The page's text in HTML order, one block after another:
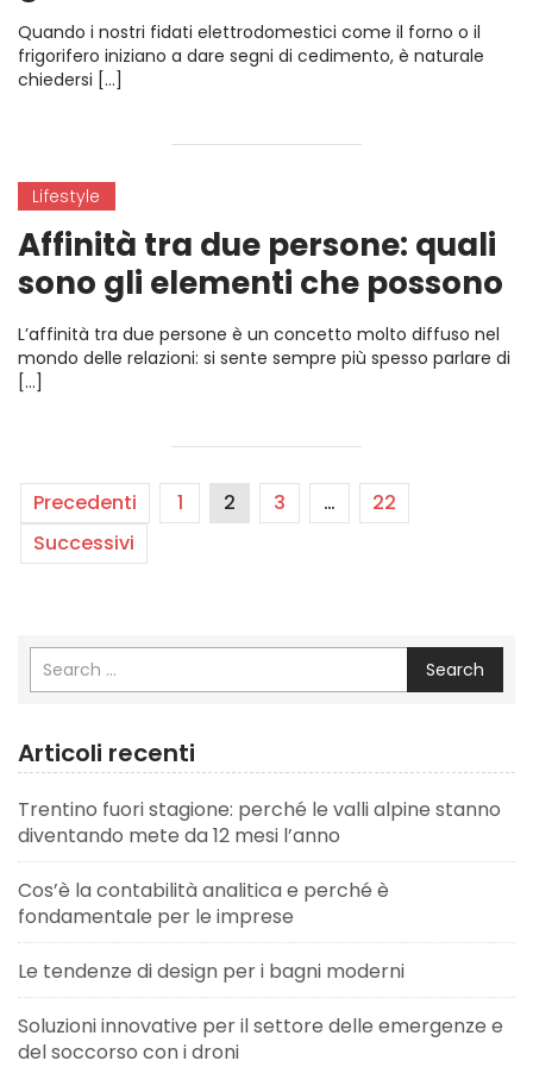
Quando i nostri fidati elettrodomestici come il forno o il
frigorifero iniziano a dare segni di cedimento, è naturale
chiedersi […]
Lifestyle
Affinità tra due persone: quali
sono gli elementi che possono
aiutarti a capire se due
persone siano o meno affini
tra loro?
L’affinità tra due persone è un concetto molto diffuso nel
mondo delle relazioni: si sente sempre più spesso parlare di
[…]
Precedenti 1 2 3 …
22
Successivi
Search
Articoli recenti
Trentino fuori stagione: perché le valli alpine stanno
diventando mete da 12 mesi l’anno
Cos’è la contabilità analitica e perché è
fondamentale per le imprese
Le tendenze di design per i bagni moderni
Soluzioni innovative per il settore delle emergenze e
del soccorso con i droni